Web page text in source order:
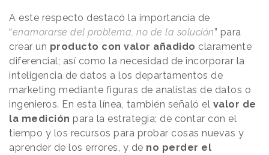
A este respecto destacó la importancia de
“enamorarse del problema, no de la solución” para
crear un producto con valor añadido claramente
diferencial; así como la necesidad de incorporar la
inteligencia de datos a los departamentos de
marketing mediante figuras de analistas de datos o
ingenieros. En esta línea, también señaló el valor de
la medición para la estrategia; de contar con el
tiempo y los recursos para probar cosas nuevas y
aprender de los errores, y de no perder el